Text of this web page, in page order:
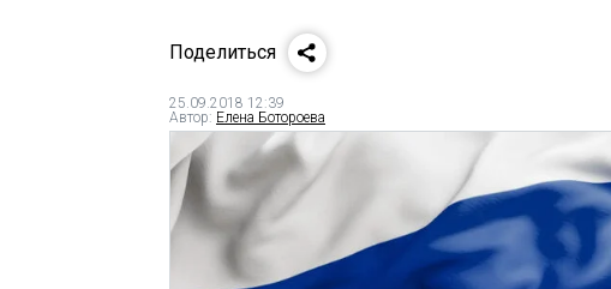
Поделиться
25.09.2018 12:39
Автор: Елена Ботороева